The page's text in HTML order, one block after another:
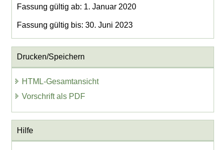
Fassung gültig ab: 1. Januar 2020
Fassung gültig bis: 30. Juni 2023
Drucken/Speichern
HTML-Gesamtansicht
Vorschrift als PDF
Hilfe